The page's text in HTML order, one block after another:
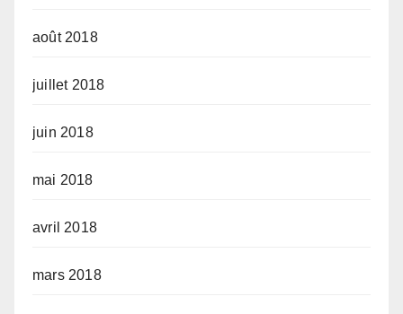
août 2018
juillet 2018
juin 2018
mai 2018
avril 2018
mars 2018